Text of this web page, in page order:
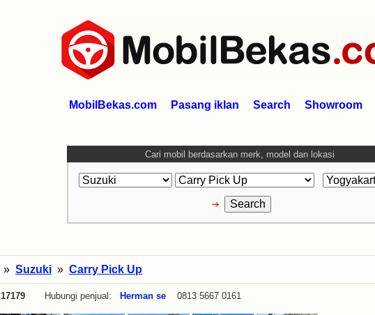
MobilBekas.com Pasang iklan Search Showroom
Cari mobil berdasarkan merk, model dan lokasi
» Suzuki » Carry Pick Up
17179 Hubungi penjual: Herman se 0813 5667 0161